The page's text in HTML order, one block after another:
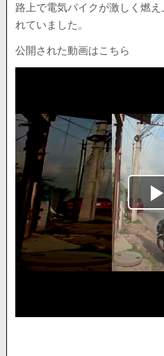
路上で電気バイクが激しく燃
れていました。
公開された動画はこちら